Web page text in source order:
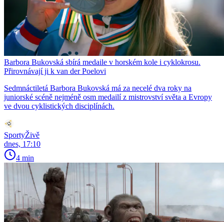
Barbora Bukovská sbírá medaile v horském kole i cyklokrosu.
Přirovnávají ji k van der Poelovi
Sedmnáctiletá Barbora Bukovská má za necelé dva roky na
juniorské scéně nejméně osm medailí z mistrovství světa a Evropy
ve dvou cyklistických disciplínách.
SportyŽivě
dnes, 17:10
4 min